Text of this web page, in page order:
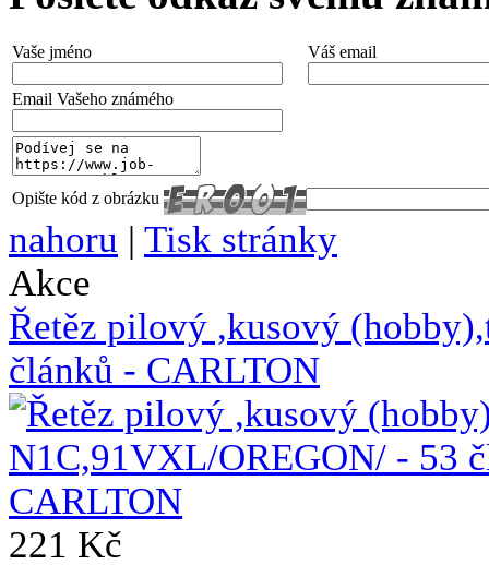
Vaše jméno Váš email
Email Vašeho známého
Opište kód z obrázku
nahoru | Tisk stránky
Akce
Řetěz pilový ,kusový
článků - CARLTON
221 Kč